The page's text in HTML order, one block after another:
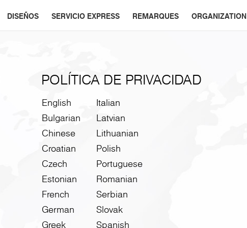
DISEÑOS SERVICIO EXPRESS REMARQUES ORGANIZATION
POLÍTICA DE PRIVACIDAD
English
Bulgarian
Chinese
Croatian
Czech
Estonian
French
German
Greek
Italian
Latvian
Lithuanian
Polish
Portuguese
Romanian
Serbian
Slovak
Spanish